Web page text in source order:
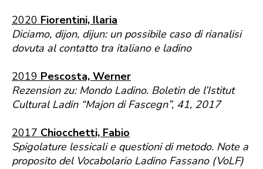
2020 Fiorentini, Ilaria
Diciamo, dijon, dijun: un possibile caso di rianalisi
dovuta al contatto tra italiano e ladino
2019 Pescosta, Werner
Rezension zu: Mondo Ladino. Boletin de l’Istitut
Cultural Ladin “Majon di Fascegn”, 41, 2017
2017 Chiocchetti, Fabio
Spigolature lessicali e questioni di metodo. Note a
proposito del Vocabolario Ladino Fassano (VoLF)